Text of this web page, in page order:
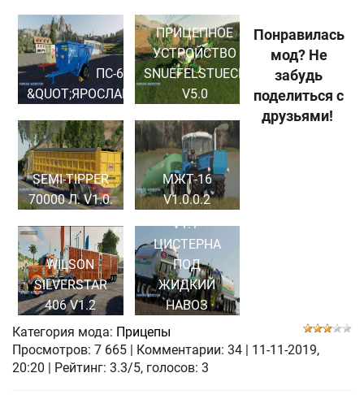
ПС-6
&QUOT;ЯРОСЛАВИЧ&QUOT;
ПРИЦЕПНОЕ
УСТРОЙСТВО
SNUEFELSTUECK
V5.0
SEMI-TIPPER
70000 Л. V1.0.
МЖТ-16
V1.0.0.2
WILSON
SILVERSTAR
406 V1.2
BOSSINI B350
V1.1-
ЦИСТЕРНА
ПОД
ЖИДКИЙ
НАВОЗ
Понравилась
мод? Не
забудь
поделиться с
друзьями!
Категория мода: Прицепы
Просмотров: 7 665 Комментарии: 34
11-11-2019,
20:20
| Рейтинг: 3.3/5, голосов: 3